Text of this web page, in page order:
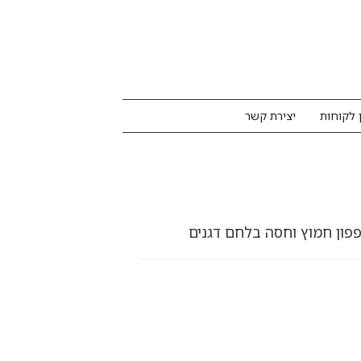
לקוחות יצירת קשר
חמוץ וחסה בלחם דגנים